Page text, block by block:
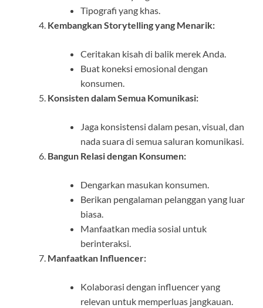
Tipografi yang khas.
Kembangkan Storytelling yang Menarik:
Ceritakan kisah di balik merek Anda.
Buat koneksi emosional dengan
konsumen.
Konsisten dalam Semua Komunikasi:
Jaga konsistensi dalam pesan, visual, dan
nada suara di semua saluran komunikasi.
Bangun Relasi dengan Konsumen:
Dengarkan masukan konsumen.
Berikan pengalaman pelanggan yang luar
biasa.
Manfaatkan media sosial untuk
berinteraksi.
Manfaatkan Influencer:
Kolaborasi dengan influencer yang
relevan untuk memperluas jangkauan.